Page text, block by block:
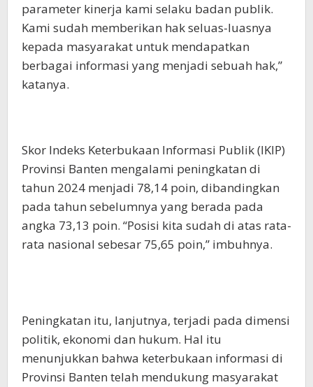
parameter kinerja kami selaku badan publik.
Kami sudah memberikan hak seluas-luasnya
kepada masyarakat untuk mendapatkan
berbagai informasi yang menjadi sebuah hak,”
katanya.
Skor Indeks Keterbukaan Informasi Publik (IKIP)
Provinsi Banten mengalami peningkatan di
tahun 2024 menjadi 78,14 poin, dibandingkan
pada tahun sebelumnya yang berada pada
angka 73,13 poin. “Posisi kita sudah di atas rata-
rata nasional sebesar 75,65 poin,” imbuhnya.
Peningkatan itu, lanjutnya, terjadi pada dimensi
politik, ekonomi dan hukum. Hal itu
menunjukkan bahwa keterbukaan informasi di
Provinsi Banten telah mendukung masyarakat